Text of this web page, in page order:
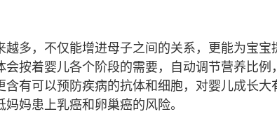
多，不仅能增进母子之间的关系，更能为宝宝
会按着婴儿各个阶段的需要，自动调节营养比例
含有可以预防疾病的抗体和细胞，对婴儿成长大
妈患上乳癌和卵巢癌的风险。